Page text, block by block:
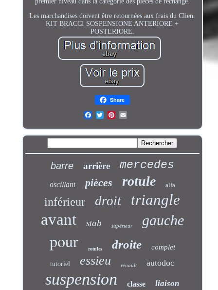
Les marchandises doivent être retournées aux frais du Clien.
KIT BRACCI SOSPENSIONE ANTERIORE +
POSTERIORE.
Share
barre arrière mercedes
oscillant pièces rotule alfa
inférieur droit triangle
avant stab supérieur gauche
pour rotules droite complet
tutoriel essieu renault autodoc
suspension classe liaison